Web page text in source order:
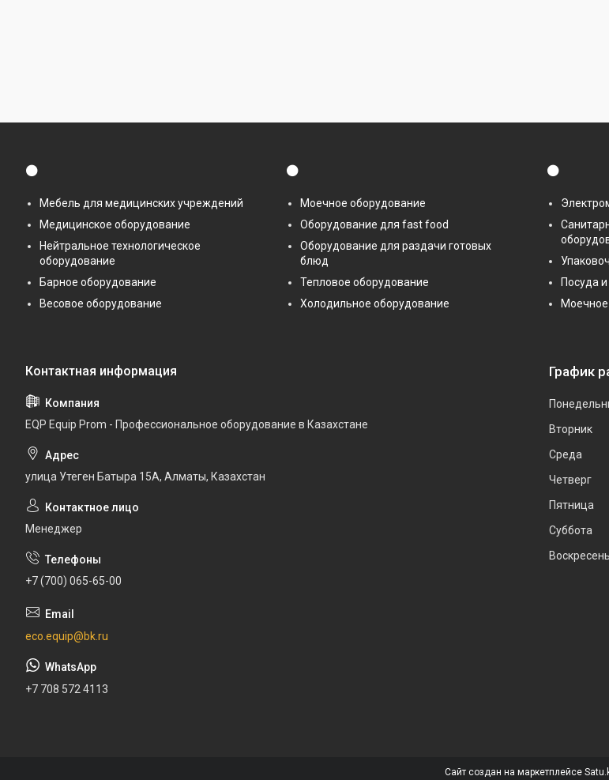
⚫
Мебель для медицинских учреждений
Медицинское оборудование
Нейтральное технологическое
оборудование
Барное оборудование
Весовое оборудование
⚫
Моечное оборудование
Оборудование для fast food
Оборудование для раздачи готовых
блюд
Тепловое оборудование
Холодильное оборудование
⚫
Посуда
EQP Equip Prom - Профессиональное оборудование в Казахстане
улица Утеген Батыра 15А, Алматы, Казахстан
Менеджер
+7 (700) 065-65-00
eco.equip@bk.ru
+7 708 572 4113
График
Вторник
Среда
Четверг
Пятница
Суббота
Сайт создан на маркетплейсе